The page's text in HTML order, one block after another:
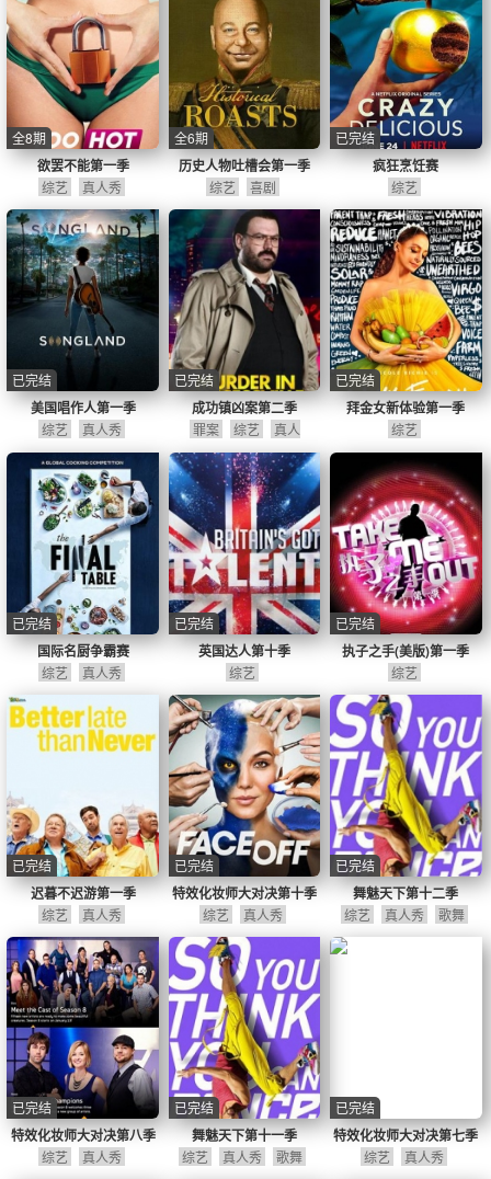
欲罢不能第一季
全8期
综艺 真人秀
历史人物吐槽会第一季
全6期
综艺 喜剧
疯狂烹饪赛
已完结
综艺
美国唱作人第一季
已完结
综艺 真人秀
成功镇凶案第二季
已完结
罪案 综艺
真人
秀
喜剧
拜金女新体验第一季
已完结
综艺
国际名厨争霸赛
已完结
综艺 真人秀
英国达人第十季
已完结
综艺
执子之手(美版)第一季
已完结
综艺
迟暮不迟游第一季
已完结
综艺 真人秀
特效化妆师大对决第十季
已完结
综艺 真人秀
舞魅天下第十二季
已完结
综艺 真人秀 歌舞
特效化妆师大对决第八季
已完结
综艺 真人秀
舞魅天下第十一季
已完结
综艺 真人秀 歌舞
特效化妆师大对决第七季
已完结
综艺 真人秀